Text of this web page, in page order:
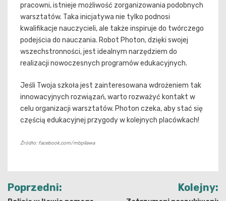
pracowni, istnieje możliwość zorganizowania podobnych
warsztatów. Taka inicjatywa nie tylko podnosi
kwalifikacje nauczycieli, ale także inspiruje do twórczego
podejścia do nauczania. Robot Photon, dzięki swojej
wszechstronności, jest idealnym narzędziem do
realizacji nowoczesnych programów edukacyjnych.
Jeśli Twoja szkoła jest zainteresowana wdrożeniem tak
innowacyjnych rozwiązań, warto rozważyć kontakt w
celu organizacji warsztatów. Photon czeka, aby stać się
częścią edukacyjnej przygody w kolejnych placówkach!
Źródło: facebook.com/mbpilawa
Nawigacja
Poprzedni: Kolejny: